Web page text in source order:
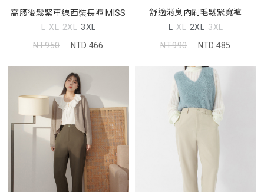
高腰後鬆緊車線西裝長褲 MISS
L XL 2XL 3XL
NT.950
NTD.466
舒適消臭內刷毛鬆緊寬褲
L XL 2XL 3XL
NT.990
NTD.485